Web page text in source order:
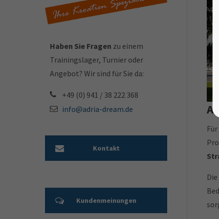
Haben Sie Fragen zu einem
Trainingslager, Turnier oder
Angebot? Wir sind für Sie da:
+49 (0) 941 / 38 222 368
info@adria-dream.de
Kontakt
Kundenmeinungen